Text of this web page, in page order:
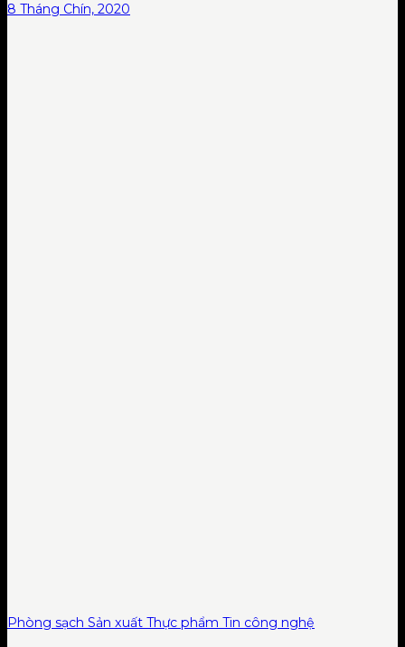
8 Tháng Chín, 2020
Phòng sạch Sản xuất Thực phẩm Tin công nghệ